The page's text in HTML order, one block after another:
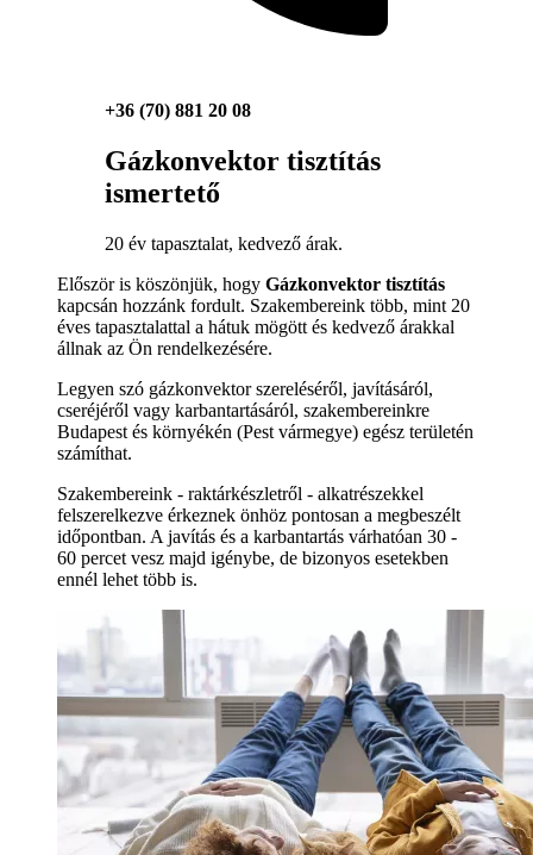
+36 (70) 881 20 08
Gázkonvektor tisztítás
ismertető
20 év tapasztalat, kedvező árak.
Először is köszönjük, hogy Gázkonvektor tisztítás
kapcsán hozzánk fordult. Szakembereink több, mint 20
éves tapasztalattal a hátuk mögött és kedvező árakkal
állnak az Ön rendelkezésére.
Legyen szó gázkonvektor szereléséről, javításáról,
cseréjéről vagy karbantartásáról, szakembereinkre
Budapest és környékén (Pest vármegye) egész területén
számíthat.
Szakembereink - raktárkészletről - alkatrészekkel
felszerelkezve érkeznek önhöz pontosan a megbeszélt
időpontban. A javítás és a karbantartás várhatóan 30 -
60 percet vesz majd igénybe, de bizonyos esetekben
ennél lehet több is.